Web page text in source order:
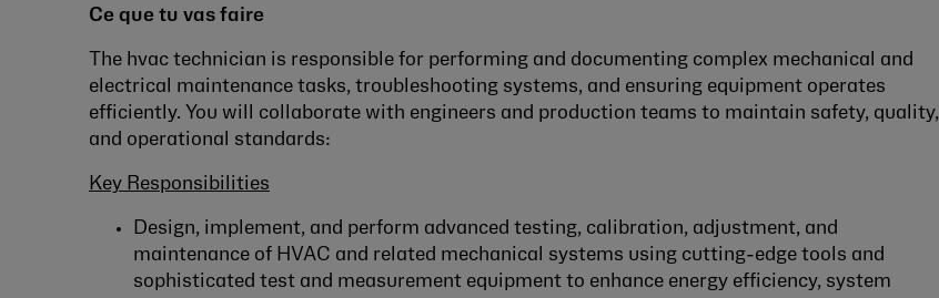
Ce que tu vas faire
The hvac technician is responsible for performing and documenting complex mechanical and
electrical maintenance tasks, troubleshooting systems, and ensuring equipment operates
efficiently. You will collaborate with engineers and production teams to maintain safety, quality,
and operational standards:
Key Responsibilities
Design, implement, and perform advanced testing, calibration, adjustment, and
maintenance of HVAC and related mechanical systems using cutting-edge tools and
sophisticated test and measurement equipment to enhance energy efficiency, system